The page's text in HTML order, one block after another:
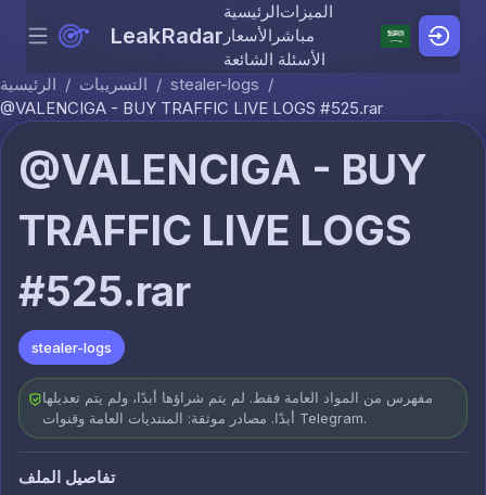
Skip to content
Menu LeakRadar
الرئيسيةالميزات
الأسعار مباشر
الأسئلة الشائعة
الرئيسية / التسريبات / stealer-logs /
@VALENCIGA - BUY TRAFFIC LIVE LOGS #525.rar
@VALENCIGA - BUY
TRAFFIC LIVE LOGS
#525.rar
stealer-logs
مفهرس من المواد العامة فقط. لم يتم شراؤها أبدًا، ولم يتم تعديلها
أبدًا. مصادر موثقة: المنتديات العامة وقنوات Telegram.
تفاصيل الملف